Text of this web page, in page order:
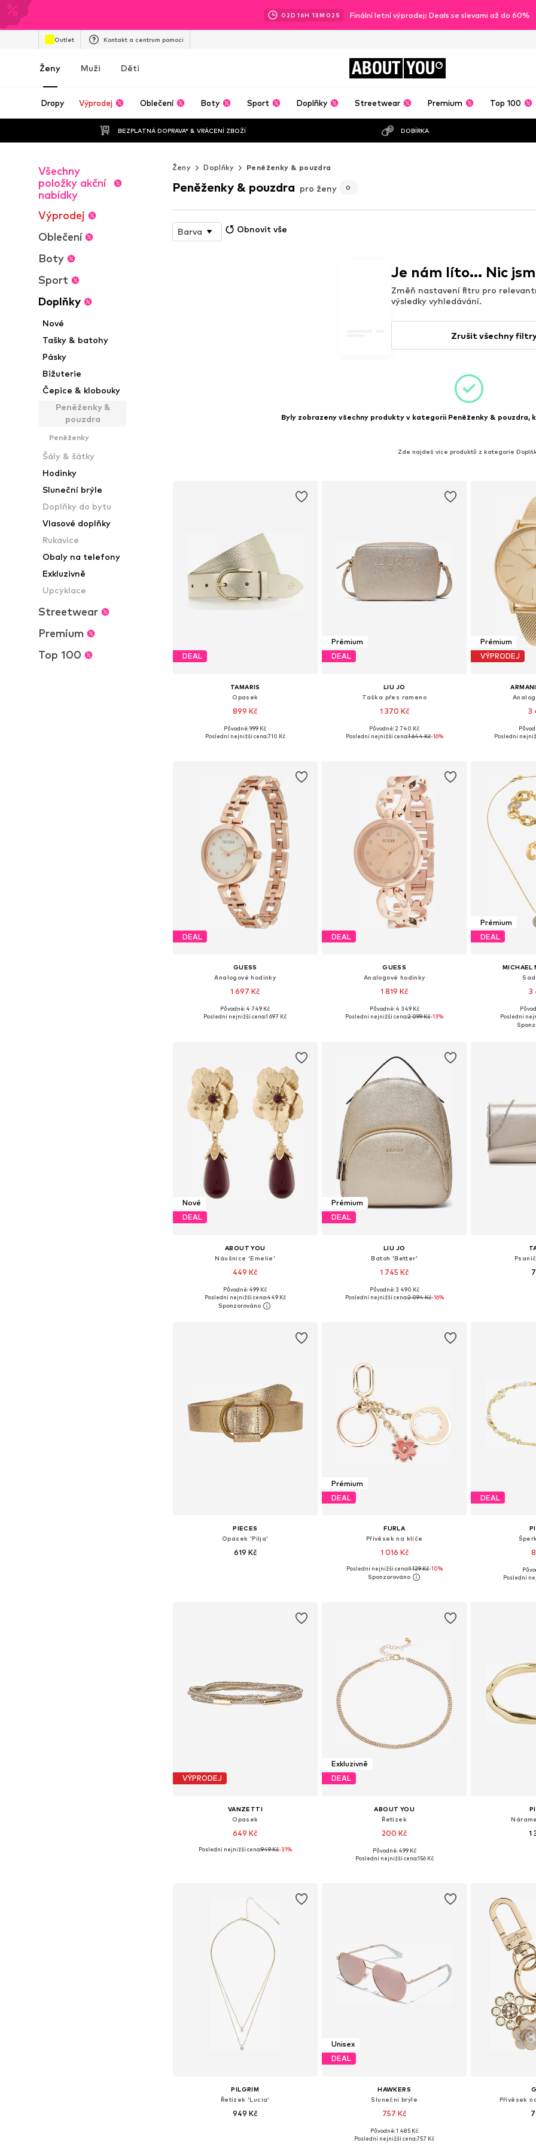
02D 16H 12M 59 S Finální letní výprodej: Deals se slevami až do 60%
Outlet Kontakt a centrum pomoci
Ženy Muži Děti ABOUT YOU
Dropy Výprodej Oblečení Boty Sport Doplňky Streetwear Premium Top 100
BEZPLATNÁ DOPRAVA* & VRÁCENÍ ZBOŽÍ DOBÍRKA
Všechny
položky akční
nabídky
Výprodej
Oblečení
Boty
Sport
Doplňky
Nové
Tašky & batohy
Pásky
Bižuterie
Čepice & klobouky
Peněženky &
pouzdra
Peněženky
Šály & šátky
Hodinky
Sluneční brýle
Doplňky do bytu
Vlasové doplňky
Rukavice
Obaly na telefony
Exkluzivně
Upcyklace
Streetwear
Premium
Top 100
Ženy Doplňky Peněženky & pouzdra
Peněženky & pouzdra pro ženy 0
Barva Obnovit vše
Je nám líto... Nic
Změň nastavení filtru pro
výsledky vyhledávání.
Zrušit všechny
Byly zobrazeny všechny produkty v kategorii Peněženky & pouzdra,
Zde najdeš více produktů z kategorie
DEAL
TAMARIS
Opasek
899 Kč
Dostupné v mnoha velikostech
Původně: 999 Kč
Poslední nejnižší cena:710 Kč
Prémium
DEAL
LIU JO
Taška přes rameno
1 370 Kč
Dostupné velikosti: One Size
Původně: 2 740 Kč
Poslední nejnižší cena:1 644 Kč-16%
Prémium
VÝPRODEJ
3
Dostupné
Poslední
DEAL
GUESS
Analogové hodinky
1 697 Kč
Dostupné velikosti: One Size
Původně: 4 749 Kč
Poslední nejnižší cena:1 697 Kč
DEAL
GUESS
Analogové hodinky
1 819 Kč
Dostupné velikosti: One Size
Původně: 4 349 Kč
Poslední nejnižší cena:2 099 Kč-13%
Prémium
DEAL
MICHAEL
3
Dostupné
Poslední
Nové
DEAL
ABOUT YOU
Náušnice 'Emelie'
449 Kč
Dostupné velikosti: One Size
Přidat do košíku
Původně: 499 Kč
Poslední nejnižší cena:449 Kč
Prémium
DEAL
LIU JO
Batoh 'Better'
1 745 Kč
Dostupné velikosti: One Size
Původně: 3 490 Kč
Poslední nejnižší cena:2 094 Kč-16%
PIECES
Opasek 'Pilja'
619 Kč
Prémium
DEAL
FURLA
Přívěsek na klíče
1 016 Kč
Dostupné velikosti: One Size
Poslední nejnižší cena:1 129 Kč-10%
DEAL
Dostupné
Poslední
VÝPRODEJ
VANZETTI
Opasek
649 Kč
Dostupné velikosti: 75-95
Poslední nejnižší cena:949 Kč-31%
Exkluzivně
DEAL
ABOUT YOU
Řetízek
200 Kč
Dostupné velikosti: One Size
Původně: 499 Kč
Poslední nejnižší cena:156 Kč
1
PILGRIM
Řetízek 'Lucia'
949 Kč
Unisex
DEAL
HAWKERS
Sluneční brýle
757 Kč
Dostupné velikosti: Onesize
Původně: 1 485 Kč
Poslední nejnižší cena:757 Kč
Přívěsek